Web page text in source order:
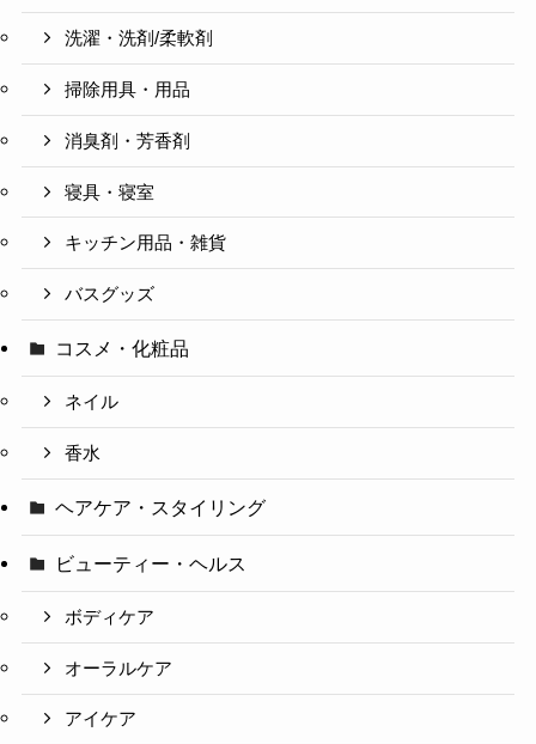
洗濯・洗剤/柔軟剤
掃除用具・用品
消臭剤・芳香剤
寝具・寝室
キッチン用品・雑貨
バスグッズ
コスメ・化粧品
ネイル
香水
ヘアケア・スタイリング
ビューティー・ヘルス
ボディケア
オーラルケア
アイケア